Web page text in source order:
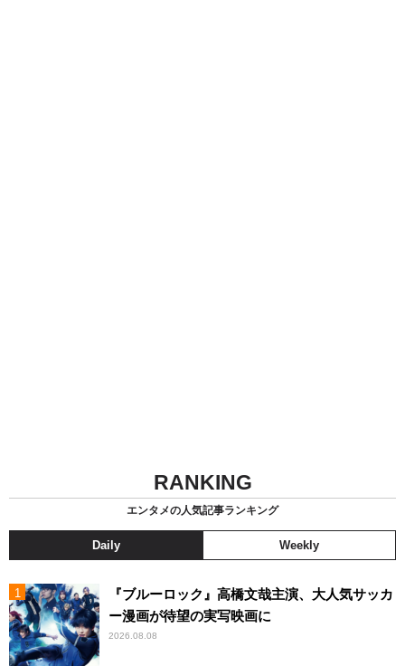
RANKING
エンタメの人気記事ランキング
Daily Weekly
『ブルーロック』高橋文哉主演、大人気サッカ
ー漫画が待望の実写映画に
2026.08.08